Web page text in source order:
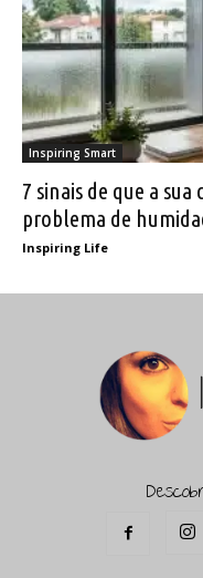
Inspiring Smart
7 sinais de que a sua
problema de
Inspiring Life